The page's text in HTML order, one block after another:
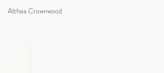
Althea Crownwood